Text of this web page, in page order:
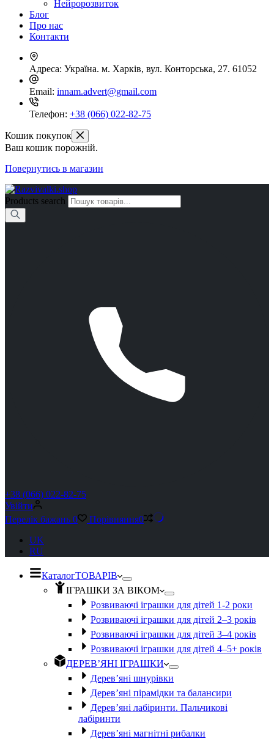
Нейророзвиток
Блог
Про нас
Контакти
Адреса: Україна. м. Харків, вул. Конторська, 27. 61052
Email: innam.advert@gmail.com
Телефон: +38 (066) 022-82-75
Кошик покупок
Ваш кошик порожній.
Повернутись в магазин
Products search
+38 (066) 022-82-75
Увійти
Перелік бажань 0 Порівняння0
UK
RU
КаталогТОВАРІВ
ІГРАШКИ ЗА ВІКОМ
Розвиваючі іграшки для дітей 1-2 роки
Розвиваючі іграшки для дітей 2–3 років
Розвиваючі іграшки для дітей 3–4 років
Розвиваючі іграшки для дітей 4–5+ років
ДЕРЕВ’ЯНІ ІГРАШКИ
Дерев’яні шнурівки
Дерев’яні пірамідки та балансири
Дерев’яні лабіринти. Пальчикові
лабіринти
Дерев’яні магнітні рибалки